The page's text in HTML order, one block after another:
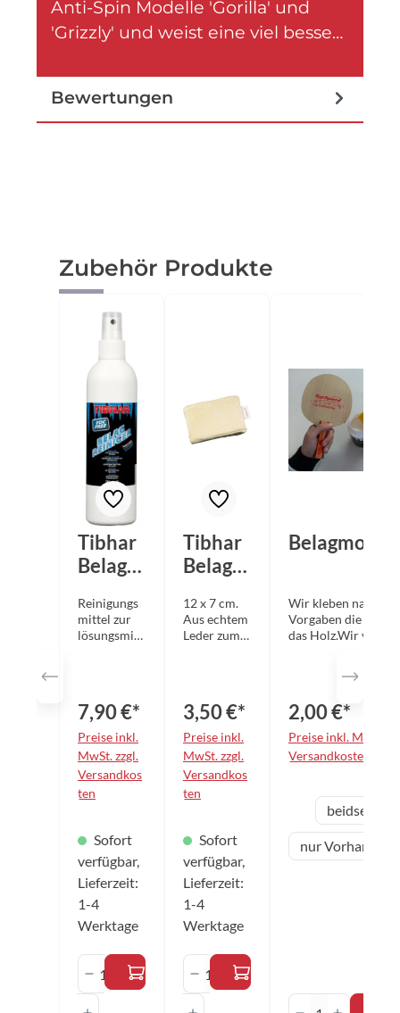
Anti-Spin Modelle 'Gorilla' und
'Grizzly' und weist eine viel besse…
Bewertungen
Produktgalerie überspringen
Zubehör Produkte
Tibhar
Belagre
Pumps
pray
Reinigungs
mittel zur
lösungsmitt
belägen
aller
Marken.
Der
wirksame
Reiniger
Haltbarkeit
und
Griffigkeit
der Beläge.
Mit dem
praktischen
lässt sich
die
Flüssigkeit
7,90 €*
Preise inkl.
MwSt. zzgl.
Versandkos
ten
Sofort
verfügbar,
Lieferzeit:
1-4
Werktage
Produkt Anzahl: Gib den
Tibhar
Belagre
sschwa
mm
12 x 7 cm.
Aus echtem
Leder zum
3,50 €*
Preise inkl.
MwSt. zzgl.
Versandkos
ten
Sofort
verfügbar,
Lieferzeit:
1-4
Werktage
Produkt Anzahl: Gib
Wir kleben nach
Vorgaben die
das Holz.Wir
2,00 €*
Preise inkl. MwSt.
Versandkosten
Variante
beidseitig
nur Vorhand-
Produkt